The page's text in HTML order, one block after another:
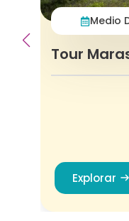
Medio
Tour
Explorar